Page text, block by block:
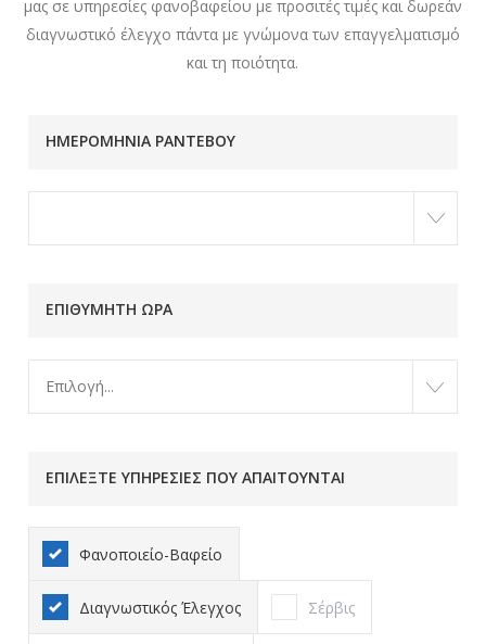
μας σε υπηρεσίες φανοβαφείου με προσιτές τιμές και δωρεάν
διαγνωστικό έλεγχο πάντα με γνώμονα των επαγγελματισμό
και τη ποιότητα.
ΗΜΕΡΟΜΗΝΙΑ ΡΑΝΤΕΒΟΥ
ΕΠΙΘΥΜΗΤΗ ΩΡΑ
Επιλογή...
ΕΠΙΛΕΞΤΕ ΥΠΗΡΕΣΙΕΣ ΠΟΥ ΑΠΑΙΤΟΥΝΤΑΙ
Φανοποιείο-Βαφείο
Διαγνωστικός Έλεγχος Σέρβις